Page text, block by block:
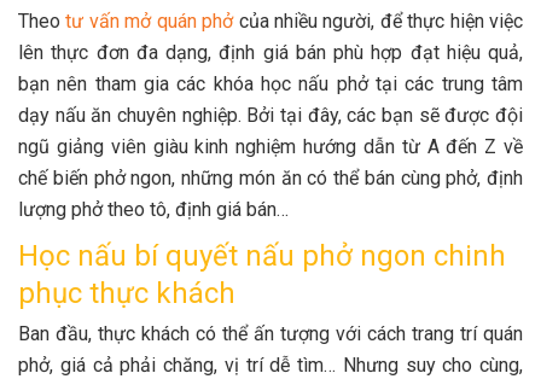
Theotư vấn mở quán phởcủa nhiều người, để thực hiện việc
lên thực đơn đa dạng, định giá bán phù hợp đạt hiệu quả,
bạn nên tham gia các khóa học nấu phở tại các trung tâm
dạy nấu ăn chuyên nghiệp. Bởi tại đây, các bạn sẽ được đội
ngũ giảng viên giàu kinh nghiệm hướng dẫn từ A đến Z về
chế biến phở ngon, những món ăn có thể bán cùng phở, định
lượng phở theo tô, định giá bán…
Học nấu bí quyết nấu phở ngon chinh
phục thực khách
Ban đầu, thực khách có thể ấn tượng với cách trang trí quán
phở, giá cả phải chăng, vị trí dễ tìm… Nhưng suy cho cùng,